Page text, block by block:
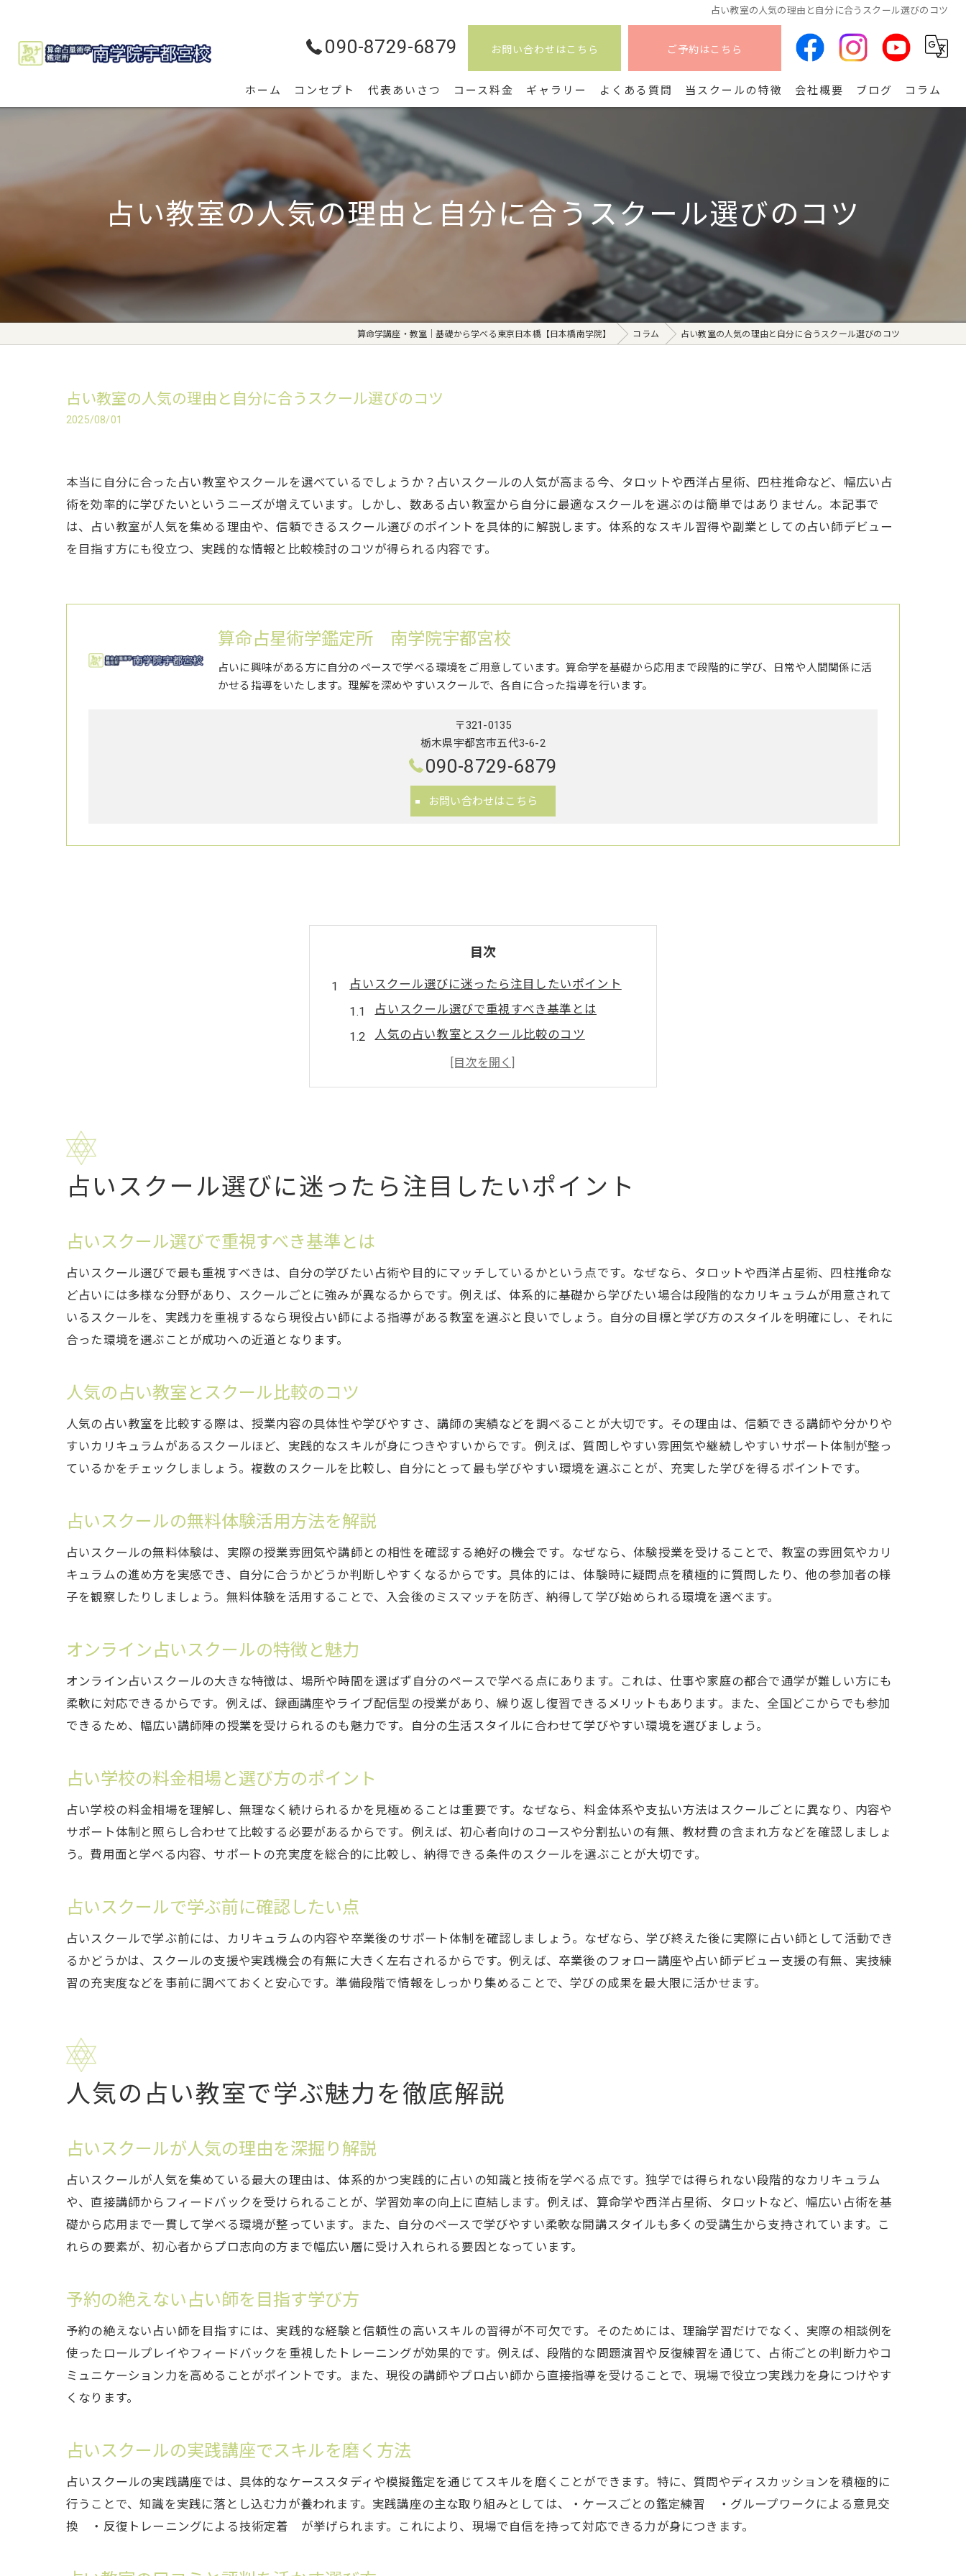
占い教室の人気の理由と自分に合うスクール選びのコツ
090-8729-6879 お問い合わせはこちら ご予約はこちら
ホーム コンセプト 代表あいさつ コース料金 ギャラリー よくある質問 当スクールの特徴
副業
コース
開講
会社概要 ブログ コラム
占い教室の人気の理由と自分に合うスクール選びのコツ
算命学講座・教室｜基礎から学べる東京日本橋【日本橋南学院】 コラム 占い教室の人気の理由と自分に合うスクール選びのコツ
占い教室の人気の理由と自分に合うスクール選びのコツ
2025/08/01
本当に自分に合った占い教室やスクールを選べているでしょうか？占いスクールの人気が高まる今、タロットや西洋占星術、四柱推命など、幅広い占
術を効率的に学びたいというニーズが増えています。しかし、数ある占い教室から自分に最適なスクールを選ぶのは簡単ではありません。本記事で
は、占い教室が人気を集める理由や、信頼できるスクール選びのポイントを具体的に解説します。体系的なスキル習得や副業としての占い師デビュー
を目指す方にも役立つ、実践的な情報と比較検討のコツが得られる内容です。
算命占星術学鑑定所 南学院宇都宮校
占いに興味がある方に自分のペースで学べる環境をご用意しています。算命学を基礎から応用まで段階的に学び、日常や人間関係に活
かせる指導をいたします。理解を深めやすいスクールで、各自に合った指導を行います。
〒321-0135
栃木県宇都宮市五代3-6-2
090-8729-6879
お問い合わせはこちら
目次
占いスクール選びに迷ったら注目したいポイント
占いスクール選びで重視すべき基準とは
人気の占い教室とスクール比較のコツ
占いスクールの無料体験活用方法を解説
オンライン占いスクールの特徴と魅力
占いスクールが人気の理由を深掘り解説
人気占いスクールの講師陣の特徴と指導力
初心者でも安心な占いスクールのサポート体制
占いスクールのオンラインサポート体制とは
オンライン占いスクールの無料体験活用法
自分に合う占いスクールを見極めるコツ
自分に最適な占い教室の選定ポイント
占いスクールのカリキュラム比較方法
占い教室の料金や学び方を比較してみた
占いスクールの料金体系をわかりやすく解説
人気占いスクールの料金相場と注意点
占いスクールでコスパ良く学ぶ方法
未経験から占い師を目指すためのスクール活用法
副業デビューに役立つ占い教室の特徴
占い師養成スクールの実践力を磨く方法
未経験でも安心な占いスクールのサポート
無料体験で確認すべき占いスクールの質
体験受講で見極める占いスクールの魅力
信頼できる占いスクール選びの最終チェック
占いスクール選びで確認したい信頼性の基準
自分に合った占いスクール選びの総まとめ
占いスクール選びに迷ったら注目したいポイント
占いスクール選びで重視すべき基準とは
占いスクール選びで最も重視すべきは、自分の学びたい占術や目的にマッチしているかという点です。なぜなら、タロットや西洋占星術、四柱推命な
ど占いには多様な分野があり、スクールごとに強みが異なるからです。例えば、体系的に基礎から学びたい場合は段階的なカリキュラムが用意されて
いるスクールを、実践力を重視するなら現役占い師による指導がある教室を選ぶと良いでしょう。自分の目標と学び方のスタイルを明確にし、それに
合った環境を選ぶことが成功への近道となります。
人気の占い教室とスクール比較のコツ
人気の占い教室を比較する際は、授業内容の具体性や学びやすさ、講師の実績などを調べることが大切です。その理由は、信頼できる講師や分かりや
すいカリキュラムがあるスクールほど、実践的なスキルが身につきやすいからです。例えば、質問しやすい雰囲気や継続しやすいサポート体制が整っ
ているかをチェックしましょう。複数のスクールを比較し、自分にとって最も学びやすい環境を選ぶことが、充実した学びを得るポイントです。
占いスクールの無料体験活用方法を解説
占いスクールの無料体験は、実際の授業雰囲気や講師との相性を確認する絶好の機会です。なぜなら、体験授業を受けることで、教室の雰囲気やカリ
キュラムの進め方を実感でき、自分に合うかどうか判断しやすくなるからです。具体的には、体験時に疑問点を積極的に質問したり、他の参加者の様
子を観察したりしましょう。無料体験を活用することで、入会後のミスマッチを防ぎ、納得して学び始められる環境を選べます。
オンライン占いスクールの特徴と魅力
オンライン占いスクールの大きな特徴は、場所や時間を選ばず自分のペースで学べる点にあります。これは、仕事や家庭の都合で通学が難しい方にも
柔軟に対応できるからです。例えば、録画講座やライブ配信型の授業があり、繰り返し復習できるメリットもあります。また、全国どこからでも参加
できるため、幅広い講師陣の授業を受けられるのも魅力です。自分の生活スタイルに合わせて学びやすい環境を選びましょう。
占い学校の料金相場と選び方のポイント
占い学校の料金相場を理解し、無理なく続けられるかを見極めることは重要です。なぜなら、料金体系や支払い方法はスクールごとに異なり、内容や
サポート体制と照らし合わせて比較する必要があるからです。例えば、初心者向けのコースや分割払いの有無、教材費の含まれ方などを確認しましょ
う。費用面と学べる内容、サポートの充実度を総合的に比較し、納得できる条件のスクールを選ぶことが大切です。
占いスクールで学ぶ前に確認したい点
占いスクールで学ぶ前には、カリキュラムの内容や卒業後のサポート体制を確認しましょう。なぜなら、学び終えた後に実際に占い師として活動でき
るかどうかは、スクールの支援や実践機会の有無に大きく左右されるからです。例えば、卒業後のフォロー講座や占い師デビュー支援の有無、実技練
習の充実度などを事前に調べておくと安心です。準備段階で情報をしっかり集めることで、学びの成果を最大限に活かせます。
人気の占い教室で学ぶ魅力を徹底解説
占いスクールが人気の理由を深掘り解説
占いスクールが人気を集めている最大の理由は、体系的かつ実践的に占いの知識と技術を学べる点です。独学では得られない段階的なカリキュラム
や、直接講師からフィードバックを受けられることが、学習効率の向上に直結します。例えば、算命学や西洋占星術、タロットなど、幅広い占術を基
礎から応用まで一貫して学べる環境が整っています。また、自分のペースで学びやすい柔軟な開講スタイルも多くの受講生から支持されています。こ
れらの要素が、初心者からプロ志向の方まで幅広い層に受け入れられる要因となっています。
予約の絶えない占い師を目指す学び方
予約の絶えない占い師を目指すには、実践的な経験と信頼性の高いスキルの習得が不可欠です。そのためには、理論学習だけでなく、実際の相談例を
使ったロールプレイやフィードバックを重視したトレーニングが効果的です。例えば、段階的な問題演習や反復練習を通じて、占術ごとの判断力やコ
ミュニケーション力を高めることがポイントです。また、現役の講師やプロ占い師から直接指導を受けることで、現場で役立つ実践力を身につけやす
くなります。
占いスクールの実践講座でスキルを磨く方法
占いスクールの実践講座では、具体的なケーススタディや模擬鑑定を通じてスキルを磨くことができます。特に、質問やディスカッションを積極的に
行うことで、知識を実践に落とし込む力が養われます。実践講座の主な取り組みとしては、・ケースごとの鑑定練習 ・グループワークによる意見交
換 ・反復トレーニングによる技術定着 が挙げられます。これにより、現場で自信を持って対応できる力が身につきます。